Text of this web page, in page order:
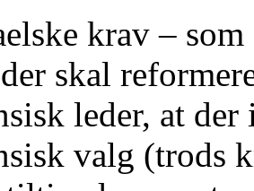
krav –
skal
leder, at
valg (trods